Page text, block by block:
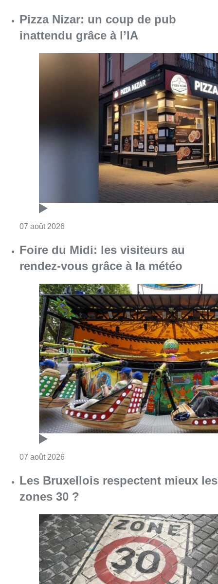
Pizza Nizar: un coup de pub
inattendu grâce à l’IA
07 août 2026
Foire du Midi: les visiteurs au
rendez-vous grâce à la météo
07 août 2026
Les Bruxellois respectent mieux les
zones 30 ?